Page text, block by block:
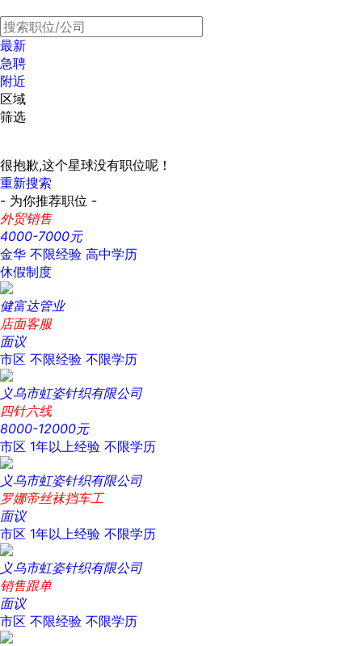
最新
急聘
附近
区域
筛选
很抱歉,这个星球没有职位呢！
重新搜索
- 为你推荐职位 -
外贸销售
4000-7000元
金华 不限经验 高中学历
休假制度
健富达管业
店面客服
面议
市区 不限经验 不限学历
义乌市虹姿针织有限公司
四针六线
8000-12000元
市区 1年以上经验 不限学历
义乌市虹姿针织有限公司
罗娜帝丝袜挡车工
面议
市区 1年以上经验 不限学历
义乌市虹姿针织有限公司
销售跟单
面议
市区 不限经验 不限学历